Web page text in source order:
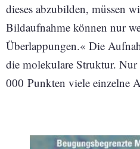
dieses abzubilden, müssen
Bildaufnahme können nur
Überlappungen.« Die
die molekulare Struktur.
000 Punkten viele einzelne